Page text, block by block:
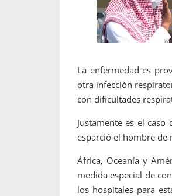
La enfermedad es
otra infección
con dificultades
Justamente es el
esparció el hombre de
África, Oceanía y
medida especial de
los hospitales para